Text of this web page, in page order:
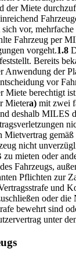
der Miete
vor,
Fahrzeug per
vorgeht.1.8
Bereits
der
vor
berechtigt
Mietera) mit zwei
deshalb MILES
Mietvertrag
nicht
mieten oder
Fahrzeugs,
Pflichten zur
oder
bewehrt
unter